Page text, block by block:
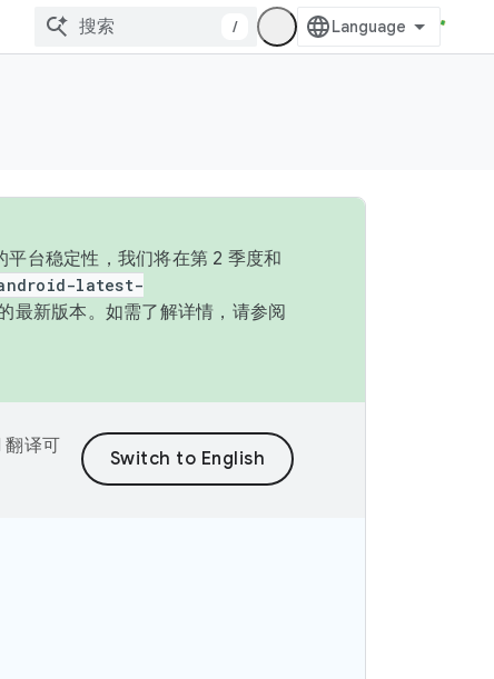
/
台稳定性，我们将在第 2 季度和
latest-
最新版本。如需了解详情，请参阅
翻译可